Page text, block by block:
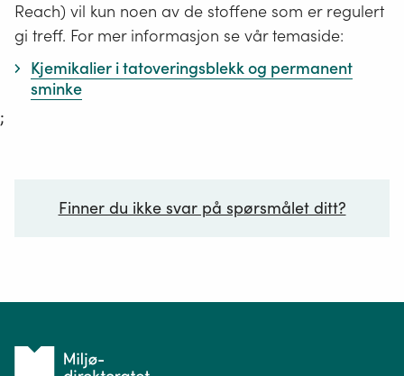
Reach) vil kun noen av de stoffene som er regulert
gi treff. For mer informasjon se vår temaside:
Kjemikalier i tatoveringsblekk og permanent
sminke
;
Finner du ikke svar på spørsmålet ditt?
Tilbake